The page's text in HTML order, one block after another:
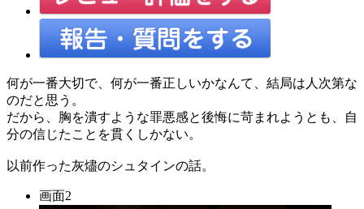
何が一番大切で、何が一番正しいかなんて、結局は人次第な
のだと思う。
だから、胸を潰すような罪悪感と後悔に苛まれようとも、自
分の信じたことを貫くしかない。
以前作った灰燼のシュタインの話。
画面2